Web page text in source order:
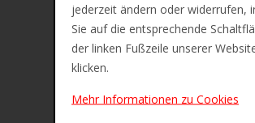
jederzeit ändern oder widerrufen,
Sie auf die entsprechende
der linken Fußzeile unserer
klicken.
Mehr Informationen zu Cookies
Kores Einweg-Korrekturroller
4,2 mm x 8 m